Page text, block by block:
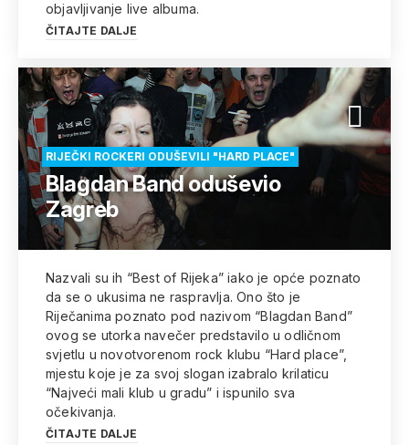
objavljivanje live albuma.
ČITAJTE DALJE
RIJEČKI ROCKERI ODUŠEVILI "HARD PLACE"
Blagdan Band oduševio
Zagreb
Nazvali su ih “Best of Rijeka” iako je opće poznato
da se o ukusima ne raspravlja. Ono što je
Riječanima poznato pod nazivom “Blagdan Band”
ovog se utorka navečer predstavilo u odličnom
svjetlu u novotvorenom rock klubu “Hard place”,
mjestu koje je za svoj slogan izabralo krilaticu
“Najveći mali klub u gradu” i ispunilo sva
očekivanja.
ČITAJTE DALJE